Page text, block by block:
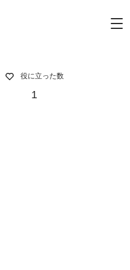
役に立った数
1